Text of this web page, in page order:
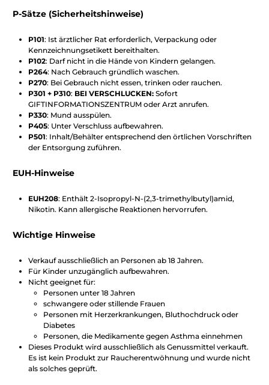
P-Sätze (Sicherheitshinweise)
P101: Ist ärztlicher Rat erforderlich, Verpackung oder
Kennzeichnungsetikett bereithalten.
P102: Darf nicht in die Hände von Kindern gelangen.
P264: Nach Gebrauch gründlich waschen.
P270: Bei Gebrauch nicht essen, trinken oder rauchen.
P301 + P310: BEI VERSCHLUCKEN:Sofort
GIFTINFORMATIONSZENTRUM oder Arzt anrufen.
P330: Mund ausspülen.
P405: Unter Verschluss aufbewahren.
P501: Inhalt/Behälter entsprechend den örtlichen Vorschriften
der Entsorgung zuführen.
EUH-Hinweise
EUH208: Enthält 2-Isopropyl-N-(2,3-trimethylbutyl)amid,
Nikotin. Kann allergische Reaktionen hervorrufen.
Wichtige Hinweise
Verkauf ausschließlich an Personen ab 18 Jahren.
Für Kinder unzugänglich aufbewahren.
Nicht geeignet für:
Personen unter 18 Jahren
schwangere oder stillende Frauen
Personen mit Herzerkrankungen, Bluthochdruck oder
Diabetes
Personen, die Medikamente gegen Asthma einnehmen
Dieses Produkt wird ausschließlich als Genussmittel verkauft.
Es ist kein Produkt zur Raucherentwöhnung und wurde nicht
als solches geprüft.